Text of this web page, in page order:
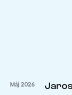
Máj 2026